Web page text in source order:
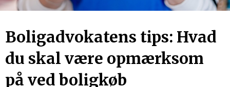
Boligadvokatens tips: Hvad
du skal være opmærksom
på ved boligkøb